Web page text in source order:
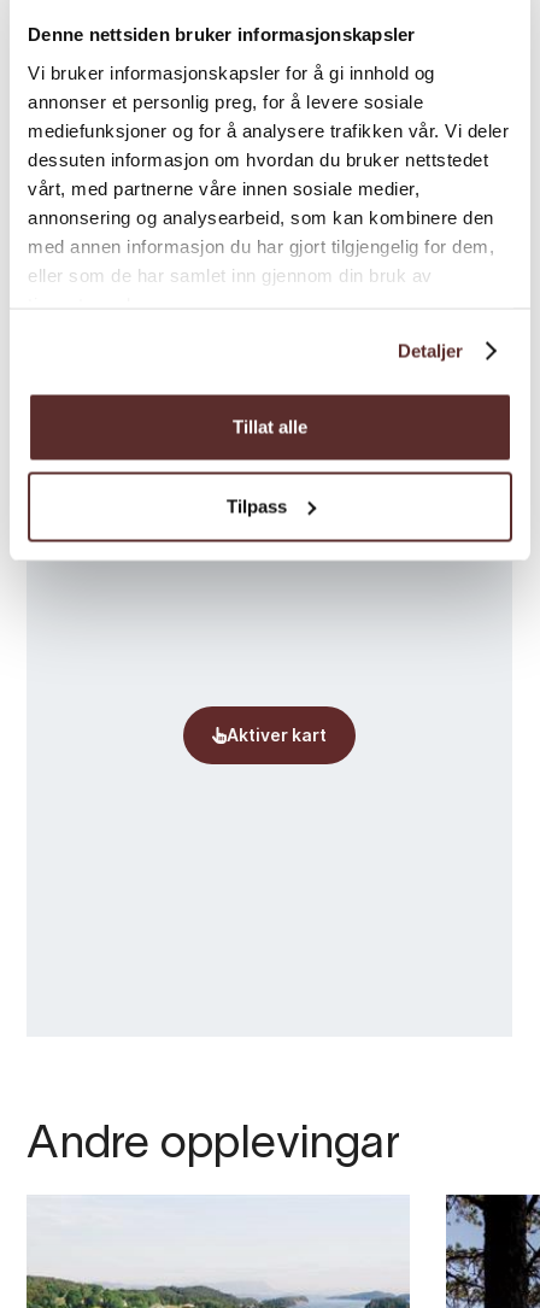
Denne nettsiden bruker informasjonskapsler
Vi bruker informasjonskapsler for å gi innhold og
annonser et personlig preg, for å levere sosiale
mediefunksjoner og for å analysere trafikken vår. Vi deler
dessuten informasjon om hvordan du bruker nettstedet
vårt, med partnerne våre innen sosiale medier,
annonsering og analysearbeid, som kan kombinere den
med annen informasjon du har gjort tilgjengelig for dem,
eller som de har samlet inn gjennom din bruk av
Detaljer
Tillat alle
Tilpass
selskap, møter, bestille catering, og det er
ein bar med alle rettigheiter
Last meir
Kart
Andre opplevingar